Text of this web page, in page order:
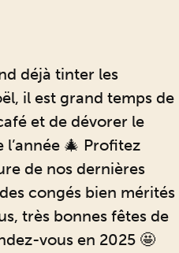
déjà tinter les
il est grand temps de
et de dévorer le
🎄 Profitez
de nos dernières
congés bien mérités
très bonnes fêtes de
vous en 2025 🤩